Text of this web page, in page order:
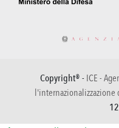
Copyright® - ICE -